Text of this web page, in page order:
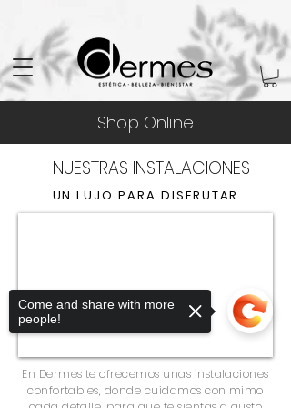
Shop Online
NUESTRAS INSTALACIONES
UN LUJO PARA DISFRUTAR
En Dermes te ofrecemos unas instalaciones
confortables, donde cuidamos con mimo
Come and share with more
people!